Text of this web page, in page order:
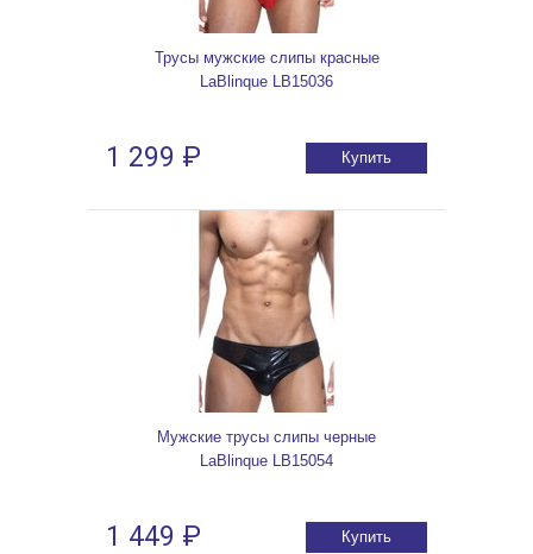
Трусы мужские слипы красные
LaBlinque LB15036
1 299 ₽ Купить
Мужские трусы слипы черные
LaBlinque LB15054
1 449 ₽ Купить